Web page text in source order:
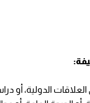
الدولية، أو